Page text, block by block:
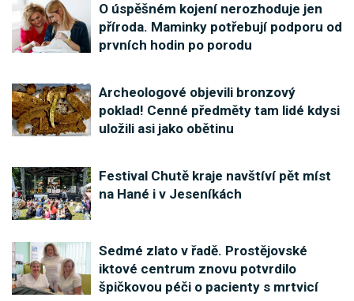
O úspěšném kojení nerozhoduje jen
příroda. Maminky potřebují podporu od
prvních hodin po porodu
Archeologové objevili bronzový
poklad! Cenné předměty tam lidé kdysi
uložili asi jako obětinu
Festival Chutě kraje navštíví pět míst
na Hané i v Jeseníkách
Sedmé zlato v řadě. Prostějovské
iktové centrum znovu potvrdilo
špičkovou péči o pacienty s mrtvicí